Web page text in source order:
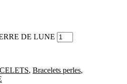
DE LUNE
, Bracelets perles,